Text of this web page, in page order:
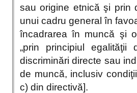
sau origine etnică şi prin
unui cadru general în
încadrarea în muncă şi
„prin principiul egalităţii
discriminări directe sau
de muncă, inclusiv
c) din directivă].